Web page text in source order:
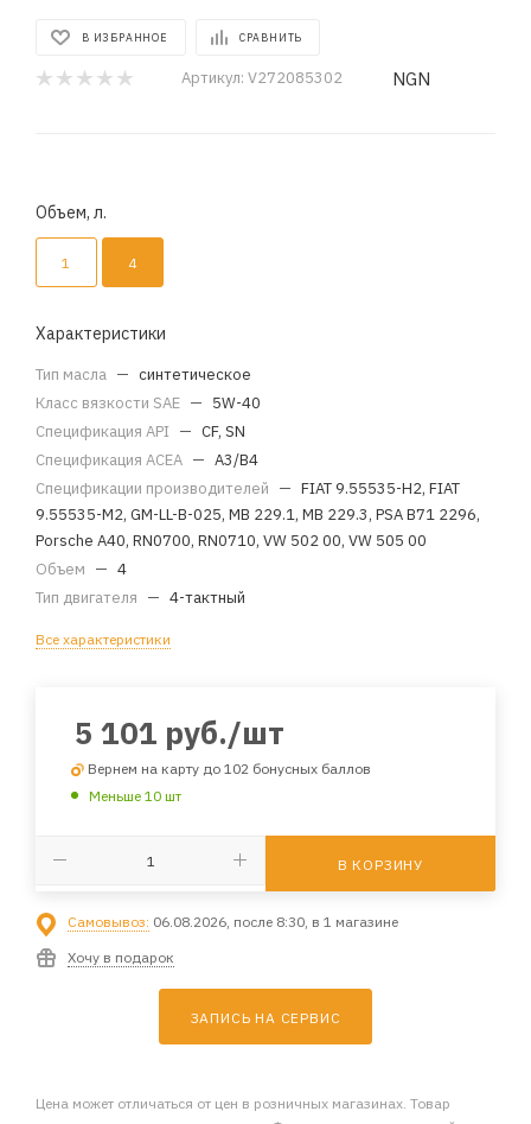
В ИЗБРАННОЕ СРАВНИТЬ
Артикул: V272085302 NGN
Объем, л.
1 4
Характеристики
Тип масла — синтетическое
Класс вязкости SAE — 5W-40
Спецификация API — CF, SN
Спецификация ACEA — A3/B4
Спецификации производителей — FIAT 9.55535-H2, FIAT
9.55535-M2, GM-LL-B-025, MB 229.1, MB 229.3, PSA B71 2296,
Porsche A40, RN0700, RN0710, VW 502 00, VW 505 00
Объем — 4
Тип двигателя — 4-тактный
Все характеристики
5 101 руб./шт
Вернем на карту до 102 бонусных баллов
Меньше 10 шт
В КОРЗИНУ
Самовывоз: 06.08.2026, после 8:30, в 1 магазине
Хочу в подарок
ЗАПИСЬ НА СЕРВИС
Цена может отличаться от цен в розничных магазинах. Товар